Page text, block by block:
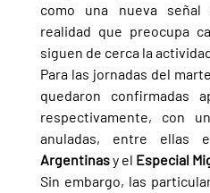
como una nueva
realidad que preocupa
siguen de cerca la
Para las jornadas del
quedaron confirmadas
respectivamente, con
anuladas, entre ellas
Argentinas y el Especial
Sin embargo, las